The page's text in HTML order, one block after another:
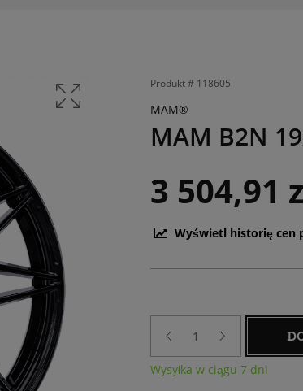
Produkt # 118605
MAM®
MAM B2N
3 504,91
Wyświetl historię cen
Wysyłka w ciągu 7 dni